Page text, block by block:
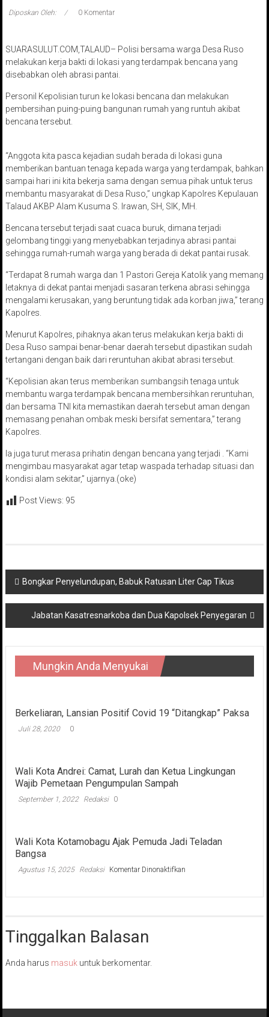
Diposkan Oleh: 0 Komentar
SUARASULUT.COM,TALAUD– Polisi bersama warga Desa Ruso
melakukan kerja bakti di lokasi yang terdampak bencana yang
disebabkan oleh abrasi pantai.
Personil Kepolisian turun ke lokasi bencana dan melakukan
pembersihan puing-puing bangunan rumah yang runtuh akibat
bencana tersebut.
“Anggota kita pasca kejadian sudah berada di lokasi guna
memberikan bantuan tenaga kepada warga yang terdampak, bahkan
sampai hari ini kita bekerja sama dengan semua pihak untuk terus
membantu masyarakat di Desa Ruso,” ungkap Kapolres Kepulauan
Talaud AKBP Alam Kusuma S. Irawan, SH, SIK, MH.
Bencana tersebut terjadi saat cuaca buruk, dimana terjadi
gelombang tinggi yang menyebabkan terjadinya abrasi pantai
sehingga rumah-rumah warga yang berada di dekat pantai rusak.
“Terdapat 8 rumah warga dan 1 Pastori Gereja Katolik yang memang
letaknya di dekat pantai menjadi sasaran terkena abrasi sehingga
mengalami kerusakan, yang beruntung tidak ada korban jiwa,” terang
Kapolres.
Menurut Kapolres, pihaknya akan terus melakukan kerja bakti di
Desa Ruso sampai benar-benar daerah tersebut dipastikan sudah
tertangani dengan baik dari reruntuhan akibat abrasi tersebut.
“Kepolisian akan terus memberikan sumbangsih tenaga untuk
membantu warga terdampak bencana membersihkan reruntuhan,
dan bersama TNI kita memastikan daerah tersebut aman dengan
memasang penahan ombak meski bersifat sementara,” terang
Kapolres.
Ia juga turut merasa prihatin dengan bencana yang terjadi . “Kami
mengimbau masyarakat agar tetap waspada terhadap situasi dan
kondisi alam sekitar,” ujarnya.(oke)
Post Views: 95
Navigasi
pos
Bongkar Penyelundupan, Babuk Ratusan Liter Cap Tikus
Jabatan Kasatresnarkoba dan Dua Kapolsek Penyegaran
Mungkin Anda Menyukai
Berkeliaran, Lansian Positif Covid 19 “Ditangkap” Paksa
Juli 28, 2020 0
Wali Kota Andrei: Camat, Lurah dan Ketua Lingkungan
Wajib Pemetaan Pengumpulan Sampah
September 1, 2022 Redaksi 0
Wali Kota Kotamobagu Ajak Pemuda Jadi Teladan
Bangsa
Agustus 15, 2025 Redaksi Komentar Dinonaktifkanpada
Tinggalkan Balasan
Anda harus masuk untuk berkomentar.